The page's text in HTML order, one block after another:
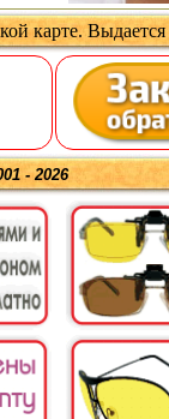
карте. Выдается
- 2026